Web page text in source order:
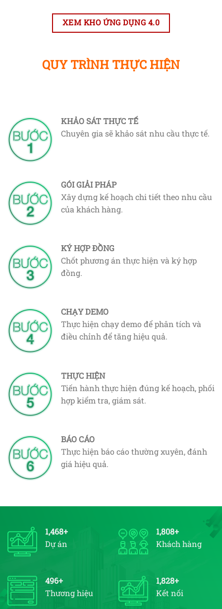
XEM KHO ỨNG DỤNG 4.0
QUY TRÌNH THỰC HIỆN
KHẢO SÁT THỰC TẾ
Chuyên gia sẽ khảo sát nhu cầu thực tế.
GÓI GIẢI PHÁP
Xây dựng kế hoạch chi tiết theo nhu cầu
của khách hàng.
KÝ HỢP ĐỒNG
Chốt phương án thực hiện và ký hợp
đồng.
CHẠY DEMO
Thực hiện chạy demo để phân tích và
điều chỉnh để tăng hiệu quả.
THỰC HIỆN
Tiến hành thực hiện đúng kế hoạch, phối
hợp kiểm tra, giám sát.
BÁO CÁO
Thực hiện báo cáo thường xuyên, đánh
giá hiệu quả.
1,530+
Dự án
1,870+
Khách hàng
500+
Thương hiệu
1,890+
Kết nối